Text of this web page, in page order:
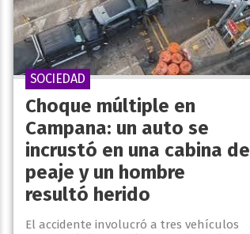
Choque múltiple en
Campana: un auto se
incrustó en una cabina de
peaje y un hombre
resultó herido
El accidente involucró a tres vehículos
SOCIEDAD